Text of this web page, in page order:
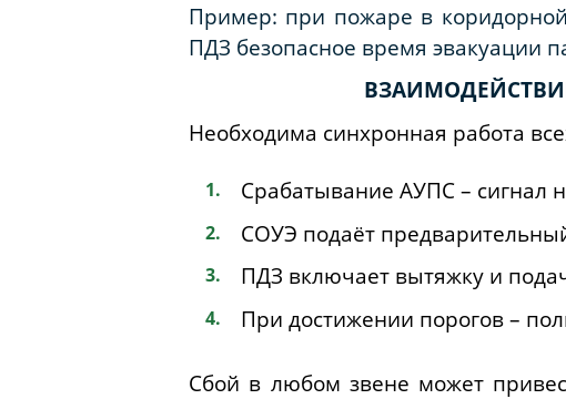
Пример: при пожаре в
ПДЗ безопасное время эвакуации
Необходима синхронная работа
Срабатывание АУПС – сигнал
СОУЭ подаёт
ПДЗ включает вытяжку и
При достижении порогов –
Сбой в любом звене может